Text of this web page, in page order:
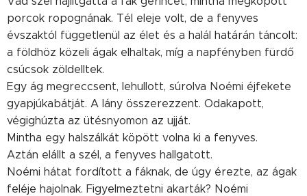
porcok ropognának. Tél eleje volt, de a fenyves
évszaktól függetlenül az élet és a halál határán táncolt:
a földhöz közeli ágak elhaltak, míg a napfényben fürdő
csúcsok zöldelltek.
Egy ág megreccsent, lehullott, súrolva Noémi éjfekete
gyapjúkabátját. A lány összerezzent. Odakapott,
végighúzta az ütésnyomon az ujját.
Mintha egy halszálkát köpött volna ki a fenyves.
Aztán elállt a szél, a fenyves hallgatott.
Noémi hátat fordított a fáknak, de úgy érezte, az ágak
feléje hajolnak. Figyelmeztetni akarták? Noémi